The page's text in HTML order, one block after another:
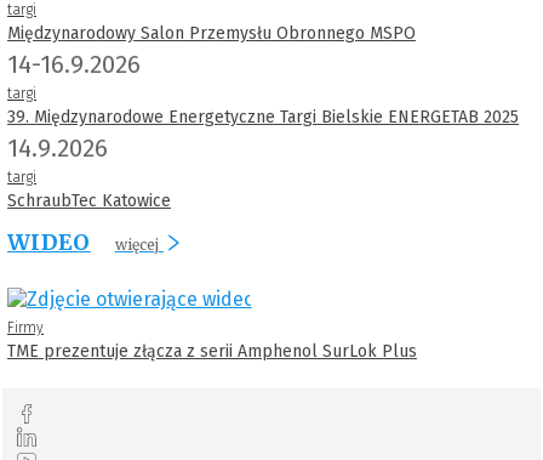
targi
Międzynarodowy Salon Przemysłu Obronnego MSPO
14-16.9.2026
targi
39. Międzynarodowe Energetyczne Targi Bielskie ENERGETAB 2025
14.9.2026
targi
SchraubTec Katowice
WIDEO więcej
Firmy
TME prezentuje złącza z serii Amphenol SurLok Plus